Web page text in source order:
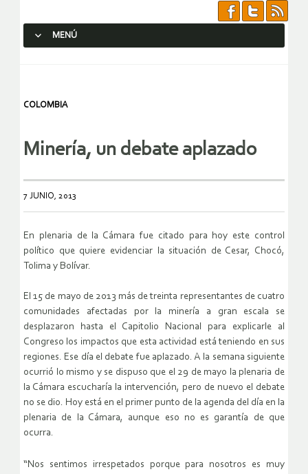
MENÚ
COLOMBIA
Minería, un debate aplazado
7 JUNIO, 2013
En plenaria de la Cámara fue citado para hoy este control
político que quiere evidenciar la situación de Cesar, Chocó,
Tolima y Bolívar.
El 15 de mayo de 2013 más de treinta representantes de cuatro
comunidades afectadas por la minería a gran escala se
desplazaron hasta el Capitolio Nacional para explicarle al
Congreso los impactos que esta actividad está teniendo en sus
regiones. Ese día el debate fue aplazado. A la semana siguiente
ocurrió lo mismo y se dispuso que el 29 de mayo la plenaria de
la Cámara escucharía la intervención, pero de nuevo el debate
no se dio. Hoy está en el primer punto de la agenda del día en la
plenaria de la Cámara, aunque eso no es garantía de que
ocurra.
“Nos sentimos irrespetados porque para nosotros es muy